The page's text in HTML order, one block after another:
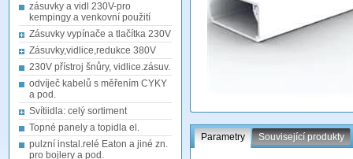
zásuvky a vidl 230V-pro
kempingy a venkovní použití
Zásuvky vypínače a tlačítka 230V
Zásuvky,vidlice,redukce 380V
230V přístroj šnůry, vidlice.zásuv.
odvíječ kabelů s měřením CYKY
a pod.
Svítiidla: celý sortiment
Topné panely a topidla el.
pulzní instal.relé Eaton a jiné zn.
pro bojlery a pod.
Parametry Související produkty